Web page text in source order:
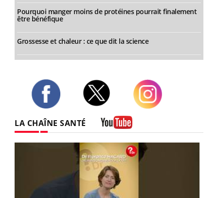
Pourquoi manger moins de protéines pourrait finalement
être bénéfique
Grossesse et chaleur : ce que dit la science
LA CHAÎNE SANTÉ